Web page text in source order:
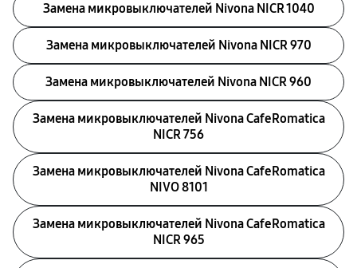
Замена микровыключателей Nivona NICR 1040
Замена микровыключателей Nivona NICR 970
Замена микровыключателей Nivona NICR 960
Замена микровыключателей Nivona CafeRomatica
NICR 756
Замена микровыключателей Nivona CafeRomatica
NIVO 8101
Замена микровыключателей Nivona CafeRomatica
NICR 965